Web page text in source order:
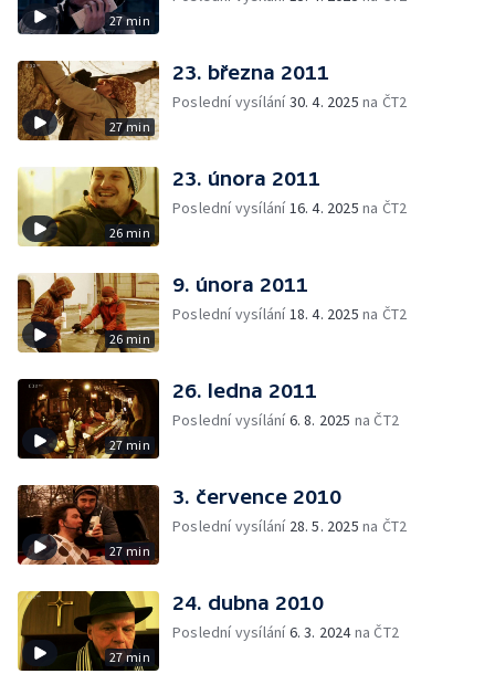
27 min
27 min
23. března 2011
Poslední vysílání30. 4. 2025 na ČT2
26 min
23. února 2011
Poslední vysílání16. 4. 2025 na ČT2
26 min
9. února 2011
Poslední vysílání18. 4. 2025 na ČT2
27 min
26. ledna 2011
Poslední vysílání6. 8. 2025 na ČT2
27 min
3. července 2010
Poslední vysílání 28. 5. 2025 na ČT2
27 min
24. dubna 2010
Poslední vysílání6. 3. 2024na ČT2